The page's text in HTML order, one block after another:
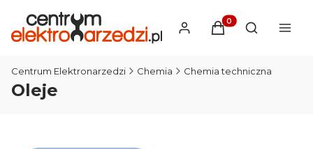
Produkty w
Otwórz
Centrum Elektronarzedzi Chemia Chemia techniczna
Oleje